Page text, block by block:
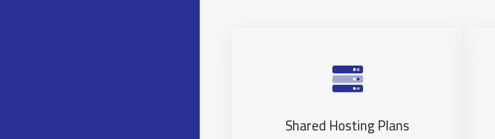
Shared Hosting Plans